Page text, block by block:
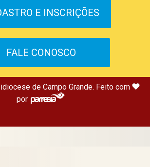
E INSCRIÇÕES
FALE CONOSCO
de Campo Grande. Feito com
por